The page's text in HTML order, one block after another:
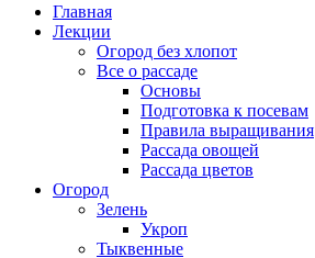
Главная
Лекции
Огород без хлопот
Все о рассаде
Основы
Подготовка к посевам
Правила выращивания
Рассада овощей
Рассада цветов
Огород
Зелень
Укроп
Тыквенные